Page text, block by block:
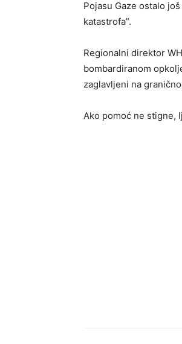
Pojasu Gaze ostalo
katastrofa”.
Regionalni direktor
bombardiranom
zaglavljeni na
Ako pomoć ne stigne,